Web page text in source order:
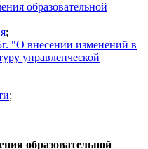
образовательной
;
"О внесении изменений в
управленческой
;
образовательной